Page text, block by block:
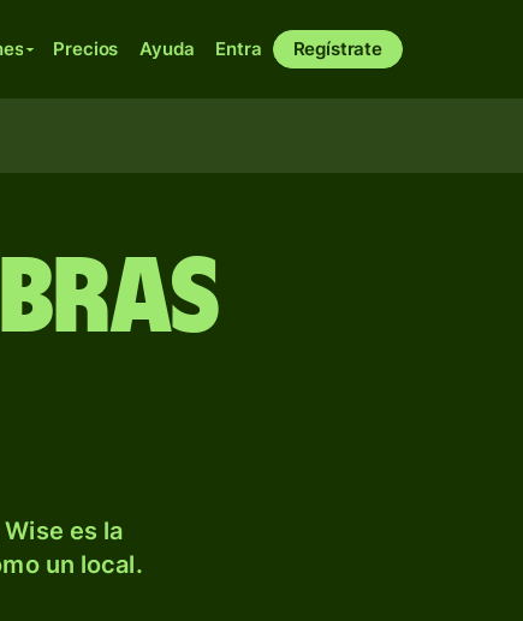
Precios Ayuda Entra Regístrate
es la
un local.